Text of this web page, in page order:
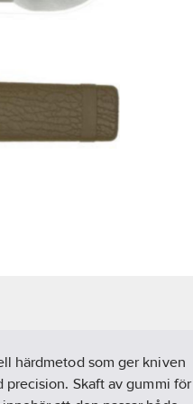
härdmetod som ger kniven
precision. Skaft av gummi för